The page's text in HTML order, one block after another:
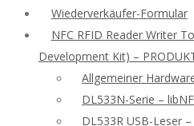
Wiederverkäufer-Formular
NFC RFID Reader Writer
Development Kit) –
Allgemeiner
DL533N-Serie –
DL533R USB-Leser